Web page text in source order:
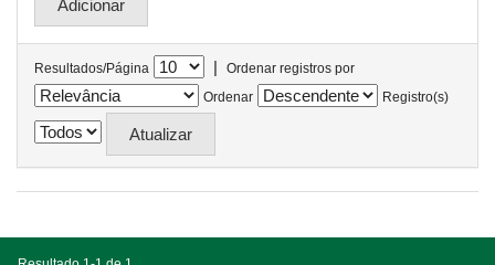
Resultados/Página |
Ordenar registros por
Ordenar
Registro(s)